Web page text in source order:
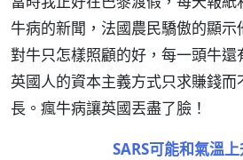
牛病的新聞，法國農民驕傲的顯示
對牛只怎樣照顧的好，每一頭牛
英國人的資本主義方式只求賺錢而
長。瘋牛病讓英國丟盡了臉！
SARS可能和氣溫